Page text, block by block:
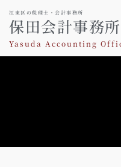
江東区の税理士・会計事務所
保田会計事務所
Yasuda Accounting